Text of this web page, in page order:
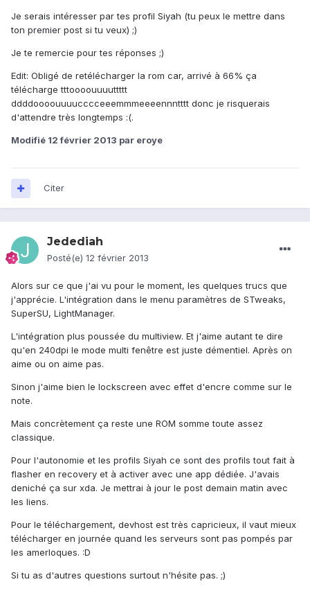
Je serais intéresser par tes profil Siyah (tu peux le mettre dans
ton premier post si tu veux) ;)
Je te remercie pour tes réponses ;)
Edit: Obligé de retélécharger la rom car, arrivé à 66% ça
télécharge tttoooouuuuttttt
ddddoooouuuucccceeemmmeeeennntttt donc je risquerais
d'attendre très longtemps :(.
Modifié 12 février 2013 par eroye
Citer
Jedediah
Posté(e) 12 février 2013
Alors sur ce que j'ai vu pour le moment, les quelques trucs que
j'apprécie. L'intégration dans le menu paramètres de STweaks,
SuperSU, LightManager.
L'intégration plus poussée du multiview. Et j'aime autant te dire
qu'en 240dpi le mode multi fenêtre est juste démentiel. Après on
aime ou on aime pas.
Sinon j'aime bien le lockscreen avec effet d'encre comme sur le
note.
Mais concrètement ça reste une ROM somme toute assez
classique.
Pour l'autonomie et les profils Siyah ce sont des profils tout fait à
flasher en recovery et à activer avec une app dédiée. J'avais
deniché ça sur xda. Je mettrai à jour le post demain matin avec
les liens.
Pour le téléchargement, devhost est très capricieux, il vaut mieux
télécharger en journée quand les serveurs sont pas pompés par
les amerloques. :D
Si tu as d'autres questions surtout n'hésite pas. ;)